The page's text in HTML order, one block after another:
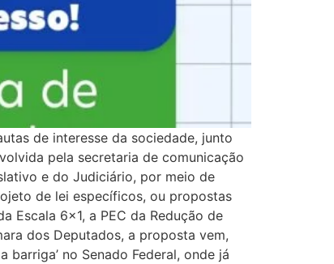
de interesse da sociedade, junto
pela secretaria de comunicação
e do Judiciário, por meio de
de lei específicos, ou propostas
Escala 6×1, a PEC da Redução de
dos Deputados, a proposta vem,
no Senado Federal, onde já